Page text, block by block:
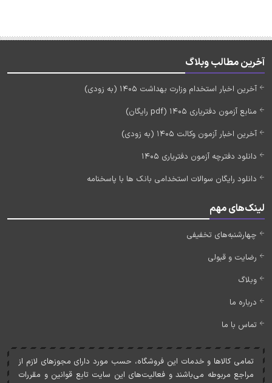
آخرین مطالب وبلاگ
آخرین اخبار استخدام وزارت بهداشت 1405 (به زودی)
منابع آزمون دفتریاری 1405 (pdf رایگان)
آخرین اخبار آزمون وکالت 1405 (به زودی)
دانلود دفترچه آزمون دفتریاری 1405
دانلود رایگان سوالات استخدامی بانک ها با پاسخنامه
لینک‌های مهم
چهارشنبه‌های تخفیفی
رضایت و قبولی
وبلاگ
درباره ما
تماس با ما
تمامی کالاها و خدمات اين فروشگاه، حسب مورد دارای مجوزهای لازم از
مراجع مربوطه می‌باشند و فعاليت‌های اين سايت تابع قوانين و مقررات